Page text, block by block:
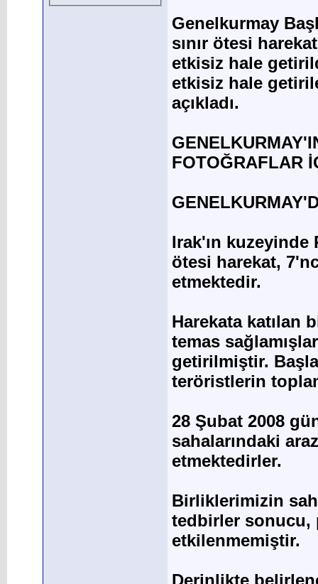
Genelkurmay
sınır ötesi
etkisiz hale
etkisiz hale
açıkladı.
FOTOĞRAFLAR
Irak'ın kuzeyinde
ötesi harekat,
etmektedir.
Harekata katılan
temas
getirilmiştir.
teröristlerin
28 Şubat 2008
sahalarındaki
etmektedirler.
Birliklerimizin
tedbirler sonucu,
etkilenmemiştir.